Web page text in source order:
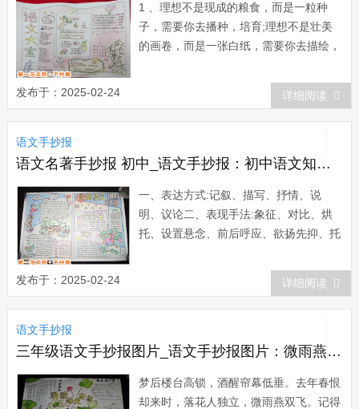
1 、理想不是现成的粮食，而是一粒种
子，需要你去播种，培育;理想不是壮美
的画卷，而是一张白纸，需要你去描绘，
漠，需要你去开垦，改造。2 、仰对父
母，我们是“孤本”且不可重复;俯对孩童，
我们是至尊至高的唯一;面对友情，我们
发布于：2025-02-24 详细阅读
语文手抄报
语文名著手抄报 初中_语文手抄报：初中语文知识集锦
一、表达方式:记叙、描写、抒情、说
明、议论二、表现手法:象征、对比、烘
托、设置悬念、前后呼应、欲扬先抑、托
(正衬、反衬) 三、修辞手法:比喻、拟
人、夸张、排比、对偶、引用、设问、反
问、反复、互文、对比、借代、反语四、
记叙文六要素:时间、地点、人物、事情
的起因、经...
发布于：2025-02-24 详细阅读
语文手抄报
三年级语文手抄报图片_语文手抄报图片：微雨燕双飞
梦后楼台高锁，酒醒帘幕低垂。去年春恨
却来时，落花人独立，微雨燕双飞。记得